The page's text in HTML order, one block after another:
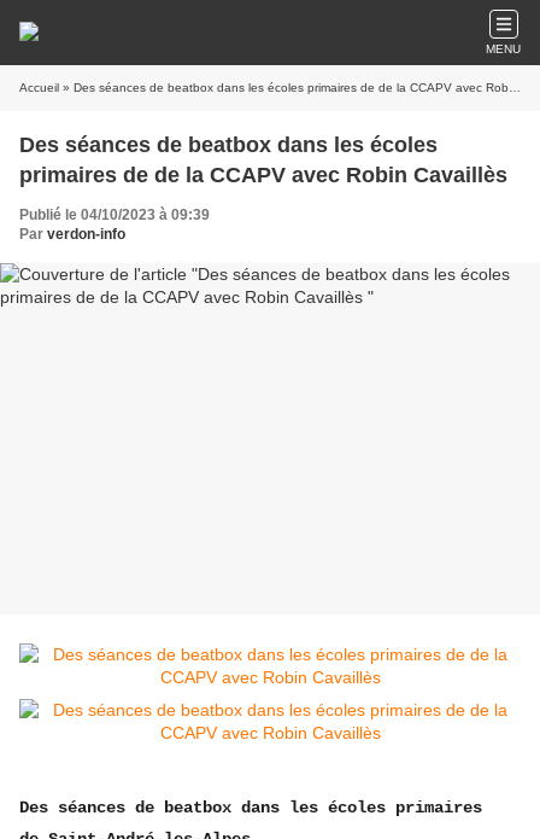
MENU
Accueil » Des séances de beatbox dans les écoles primaires de de la CCAPV avec Robin Cavaillès
Des séances de beatbox dans les écoles
primaires de de la CCAPV avec Robin Cavaillès
Publié le 04/10/2023 à 09:39
Par verdon-info
Des séances de beatbox dans les écoles primaires